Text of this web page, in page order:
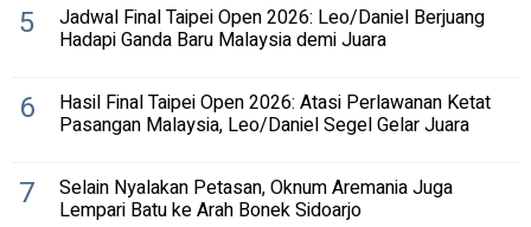
5 Jadwal Final Taipei Open 2026: Leo/Daniel Berjuang
Hadapi Ganda Baru Malaysia demi Juara
6 Hasil Final Taipei Open 2026: Atasi Perlawanan Ketat
Pasangan Malaysia, Leo/Daniel Segel Gelar Juara
7 Selain Nyalakan Petasan, Oknum Aremania Juga
Lempari Batu ke Arah Bonek Sidoarjo